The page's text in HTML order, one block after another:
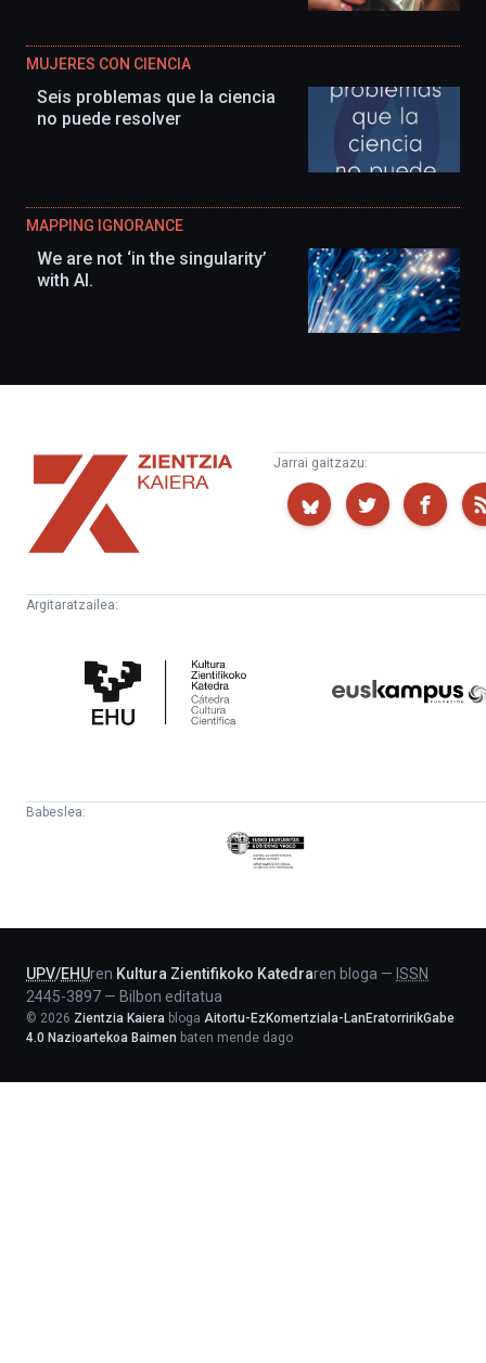
MUJERES CON CIENCIA
Seis problemas que la ciencia
no puede resolver
MAPPING IGNORANCE
We are not ‘in the singularity’
with AI.
Zientzia
Kaiera
Jarrai gaitzazu:
Argitaratzailea:
Zientifikoko
Katedra
Babeslea:
Eusko
Jaurlaritza
UPV/EHUren Kultura Zientifikoko Katedraren bloga — ISSN
2445-3897 — Bilbon editatua
© 2026 Zientzia Kaiera bloga Aitortu-EzKomertziala-LanEratorririkGabe
4.0 Nazioartekoa Baimen baten mende dago